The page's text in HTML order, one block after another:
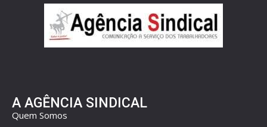
A AGÊNCIA SINDICAL
Quem Somos